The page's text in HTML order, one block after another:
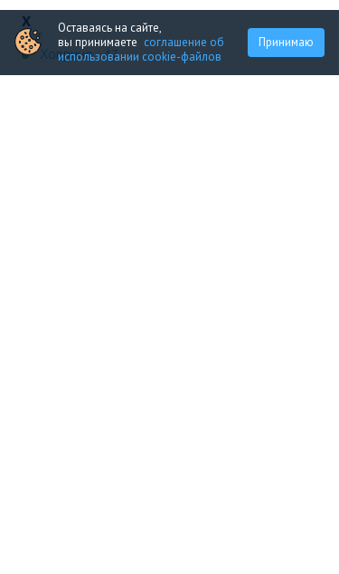
Оставаясь на сайте,
вы принимаете соглашение об
использовании cookie-файлов
Принимаю
Х
Ховрино
47